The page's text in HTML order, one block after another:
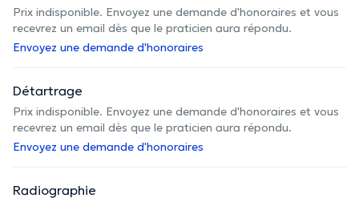
Prix indisponible. Envoyez une demande d'honoraires et vous
recevrez un email dès que le praticien aura répondu.
Envoyez une demande d'honoraires
Détartrage
Prix indisponible. Envoyez une demande d'honoraires et vous
recevrez un email dès que le praticien aura répondu.
Envoyez une demande d'honoraires
Radiographie